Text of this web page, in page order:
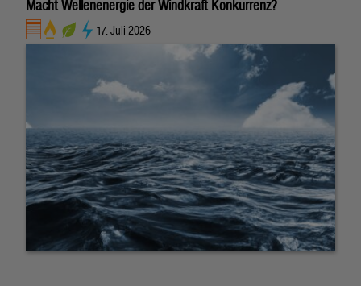
Macht Wellenenergie der Windkraft Konkurrenz?
17. Juli 2026